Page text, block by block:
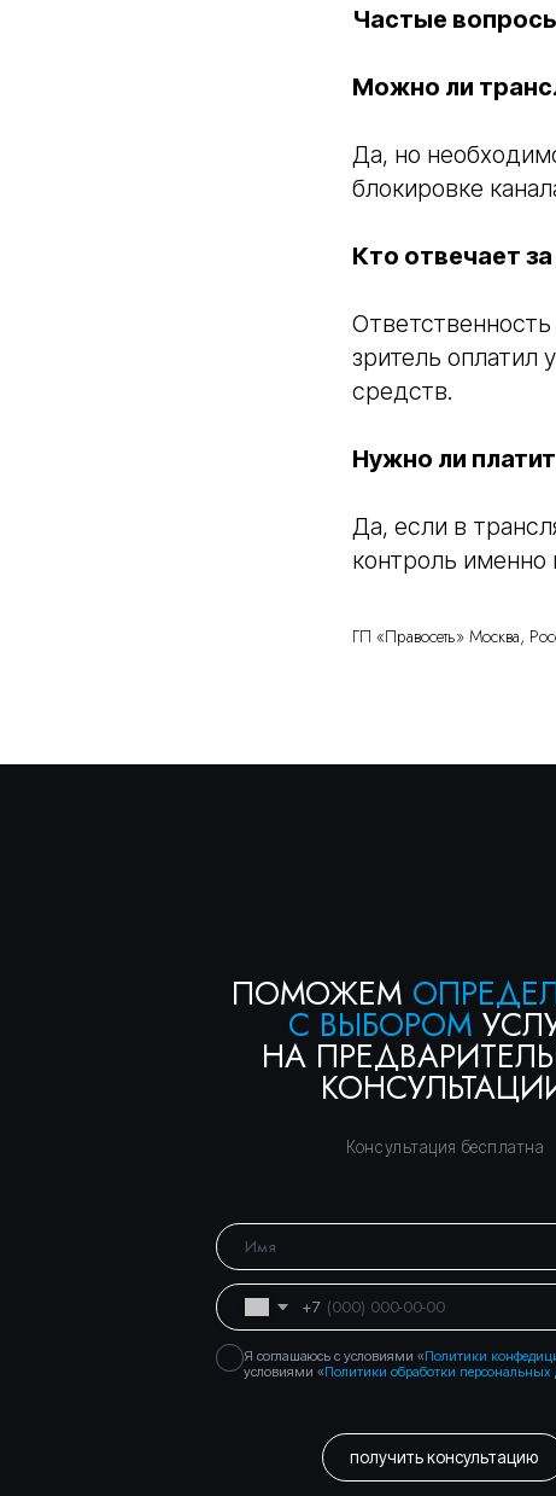
Частые
Можно ли
Да, но
блокировке
Кто отвечает
зритель оплатил
средств.
Нужно ли
Да, если в
контроль
ГП «Правосеть» Москва,
ПОМОЖЕМ
условиями «
Политики обработки персональных данных »
получить консультацию
Банкротство физических лиц в Москве